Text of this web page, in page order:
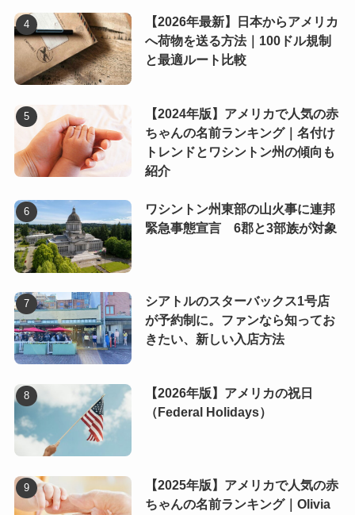
【2026年最新】日本からアメリカ
へ荷物を送る方法｜100ドル規制
と最適ルート比較
【2024年版】アメリカで人気の赤
ちゃんの名前ランキング｜名付け
トレンドとワシントン州の傾向も
紹介
ワシントン州東部の山火事に連邦
緊急事態宣言 6郡と3部族が対象
シアトルのスターバックス1号店
が予約制に。ファンなら知ってお
きたい、新しい入店方法
【2026年版】アメリカの祝日
（Federal Holidays）
【2025年版】アメリカで人気の赤
ちゃんの名前ランキング｜Olivia